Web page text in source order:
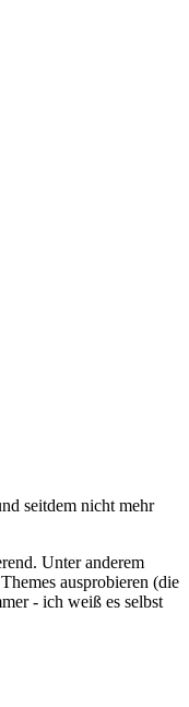
seitdem nicht mehr
Unter anderem
ausprobieren (die
- ich weiß es selbst